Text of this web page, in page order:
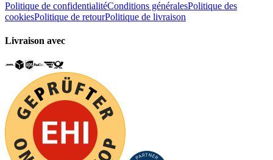
Politique de confidentialitéConditions généralesPolitique des
cookiesPolitique de retourPolitique de livraison
Livraison avec